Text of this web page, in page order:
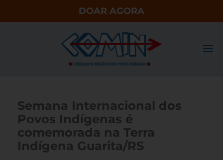
DOAR AGORA
Semana Internacional dos
Povos Indígenas é
comemorada na Terra
Indígena Guarita/RS